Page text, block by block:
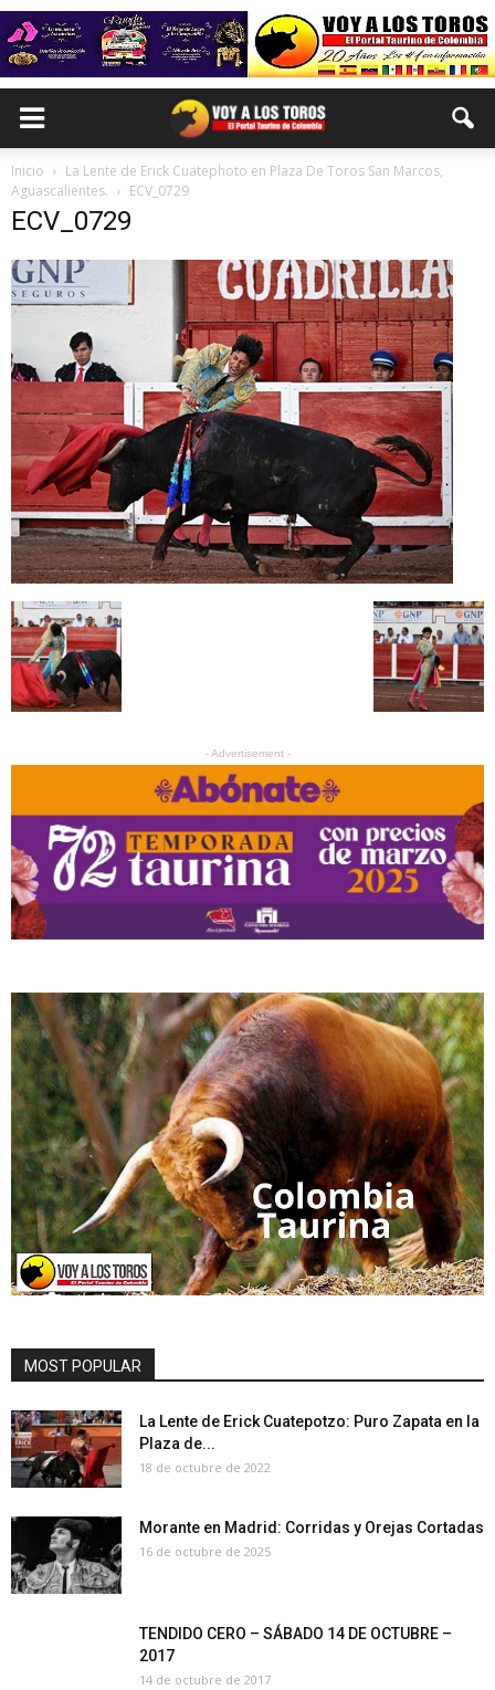
Inicio
La Lente de Erick Cuatephoto en Plaza De Toros San Marcos,
Aguascalientes.
ECV_0729
ECV_0729
- Advertisement -
MOST POPULAR
La Lente de Erick Cuatepotzo: Puro Zapata en la
Plaza de...
18 de octubre de 2022
Morante en Madrid: Corridas y Orejas Cortadas
16 de octubre de 2025
TENDIDO CERO – SÁBADO 14 DE OCTUBRE –
2017
14 de octubre de 2017